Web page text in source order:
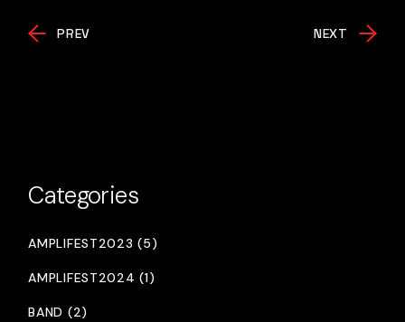
PREV NEXT
Categories
AMPLIFEST2023 (5)
AMPLIFEST2024 (1)
BAND (2)